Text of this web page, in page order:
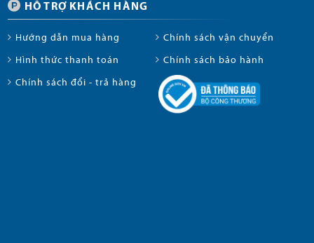
HỖ TRỢ KHÁCH HÀNG
Hướng dẫn mua hàng Chính sách vận chuyển
Hình thức thanh toán Chính sách bảo hành
Chính sách đổi - trả hàng